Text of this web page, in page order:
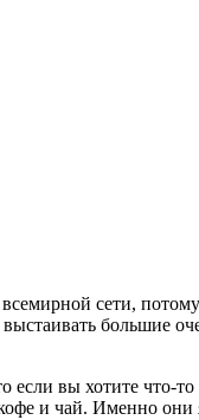
сети,
большие
вы хотите что-
и чай. Именно